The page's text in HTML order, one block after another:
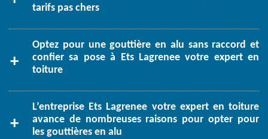
tarifs pas chers
Optez pour une gouttière en alu sans raccord et
confier sa pose à Ets Lagrenee votre expert en
toiture
L’entreprise Ets Lagrenee votre expert en toiture
avance de nombreuses raisons pour opter pour
les gouttières en alu